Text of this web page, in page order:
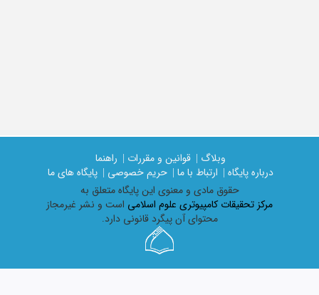
وبلاگ | قوانین و مقررات |
راهنما
درباره پایگاه |
ارتباط با ما | حریم خصوصی |
پایگاه های ما
حقوق مادی و معنوی اين پايگاه متعلق به
مرکز تحقیقات کامپیوتری علوم اسلامی است و نشر غیرمجاز
محتوای آن پیگرد قانونی دارد.